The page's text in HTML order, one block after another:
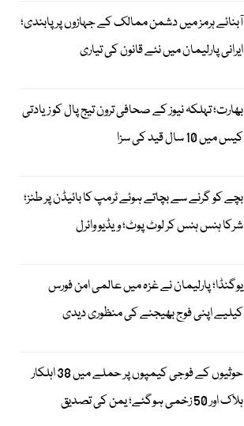
آبنائے ہرمز میں دشمن ممالک کے جہازوں پر پابندی؛
ایرانی پارلیمان میں نئے قانون کی تیاری
بھارت؛ تہلکہ نیوز کے صحافی ترون تیج پال کو زیادتی
کیس میں 10 سال قید کی سزا
بچے کو گرنے سے بچاتے ہوئے ٹرمپ کا بائیڈن پر طنز؛
شرکا ہنس ہنس کر لوٹ پوٹ؛ ویڈیو وائرل
یوگنڈا؛ پارلیمان نے غزہ میں عالمی امن فورس
کیلیے اپنی فوج بھیجنے کی منظوری دیدی
حوثیوں کے فوجی کیمپوں پر حملے میں 38 اہلکار
ہلاک اور 50 زخمی ہوگئے؛ یمن کی تصدیق